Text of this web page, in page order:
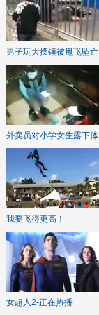
男子玩大摆锤被甩飞坠亡
外卖员对小学女生露下体
我要飞得更高！
女超人2-正在热播